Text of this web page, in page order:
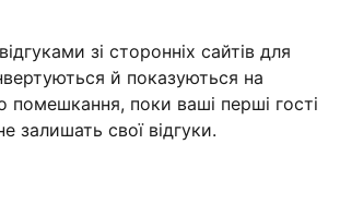
зі сторонніх сайтів для
й показуються на
помешкання, поки ваші перші гості
залишать свої відгуки.